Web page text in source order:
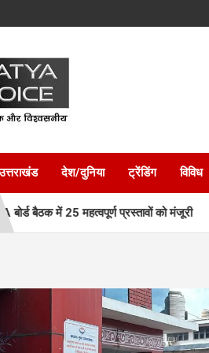
देश/दुनिया ट्रेंडिंग विविध
प्रस्तावों को मंजूरी एमडीडीए